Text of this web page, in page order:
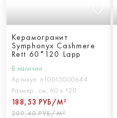
Керамогранит
Symphonyx Cashmere
Rett 60*120 Lapp
В наличии
Артикул: 610015000644
Размер, см: 60 х 120
188,53 РУБ/М²
209,40 РУБ/М²